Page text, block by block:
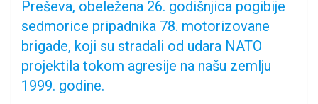
Preševa, obeležena 26. godišnjica pogibije
sedmorice pripadnika 78. motorizovane
brigade, koji su stradali od udara NATO
projektila tokom agresije na našu zemlju
1999. godine.